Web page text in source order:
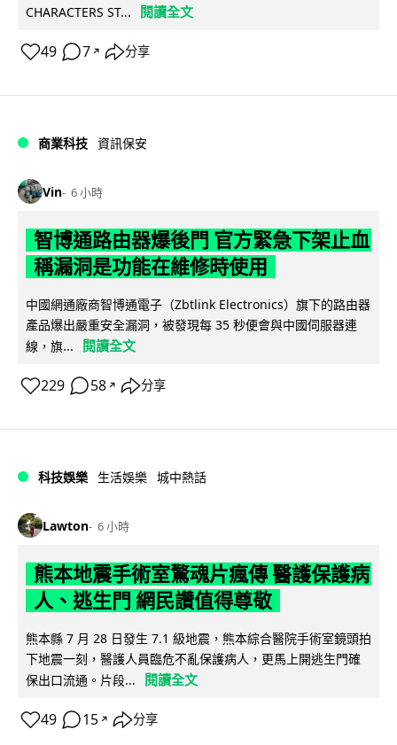
CHARACTERS ST...
閱讀全文
49 7 ↗ 分享
商業科技 資訊保安
Vin 6 小時
智博通路由器爆後門 官方緊急下架止血
稱漏洞是功能在維修時使用
中國網通廠商智博通電子（Zbtlink Electronics）旗下的路由器
產品爆出嚴重安全漏洞，被發現每 35 秒便會與中國伺服器連
線，旗...
閱讀全文
229 58 ↗ 分享
科技娛樂 生活娛樂 城中熱話
Lawton 6 小時
熊本地震手術室驚魂片瘋傳 醫護保護病
人、逃生門 網民讚值得尊敬
熊本縣 7 月 28 日發生 7.1 級地震，熊本綜合醫院手術室鏡頭拍
下地震一刻，醫護人員臨危不亂保護病人，更馬上開逃生門確
保出口流通。片段...
閱讀全文
49 15 ↗ 分享